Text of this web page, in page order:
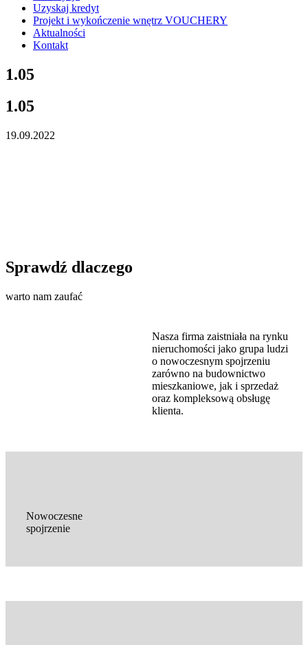
Uzyskaj kredyt
Projekt i wykończenie wnętrz VOUCHERY
Aktualności
Kontakt
1.05
1.05
19.09.2022
Sprawdź dlaczego
warto nam zaufać
Nasza firma zaistniała na rynku
nieruchomości jako grupa ludzi
o nowoczesnym spojrzeniu
zarówno na budownictwo
mieszkaniowe, jak i sprzedaż
oraz kompleksową obsługę
klienta.
Nowoczesne
spojrzenie